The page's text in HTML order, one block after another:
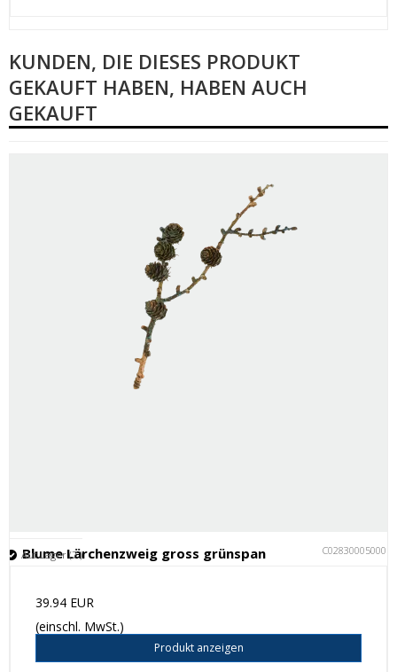
KUNDEN, DIE DIESES PRODUKT
GEKAUFT HABEN, HABEN AUCH
GEKAUFT
Blume Lärchenzweig gross grünspan C028300050001
Auf Lager (7 )
39.94 EUR
(einschl. MwSt.)
Produkt anzeigen